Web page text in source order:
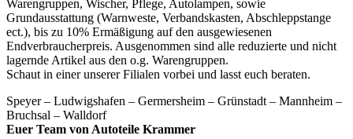
Warengruppen, Wischer, Pflege, Autolampen, sowie
Grundausstattung (Warnweste, Verbandskasten, Abschleppstange
ect.), bis zu 10% Ermäßigung auf den ausgewiesenen
Endverbraucherpreis. Ausgenommen sind alle reduzierte und nicht
lagernde Artikel aus den o.g. Warengruppen.
Schaut in einer unserer Filialen vorbei und lasst euch beraten.
Speyer – Ludwigshafen – Germersheim – Grünstadt – Mannheim –
Bruchsal – Walldorf
Euer Team von Autoteile Krammer